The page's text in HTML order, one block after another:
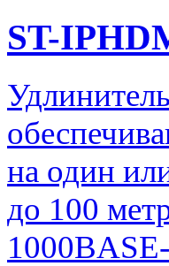
ST-
на один
до 100